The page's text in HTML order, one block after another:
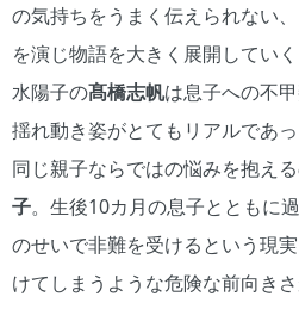
の気持ちをうまく伝えられない
を演じ物語を大きく展開してい
水陽子の髙橋志帆は息子への不
揺れ動き姿がとてもリアルであっ
同じ親子ならではの悩みを抱え
子。生後10カ月の息子とともに
のせいで非難を受けるという現
けてしまうような危険な前向き